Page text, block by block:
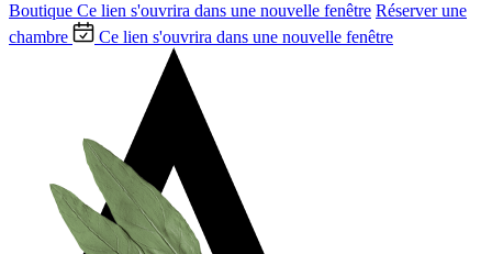
Boutique Ce lien s'ouvrira dans une nouvelle fenêtre Réserver une
chambre
Ce lien s'ouvrira dans une nouvelle fenêtre